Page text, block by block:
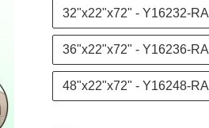
32"x22"x72" - Y16232-RA
36"x22"x72" - Y16236-RA
48"x22"x72" - Y16248-RA